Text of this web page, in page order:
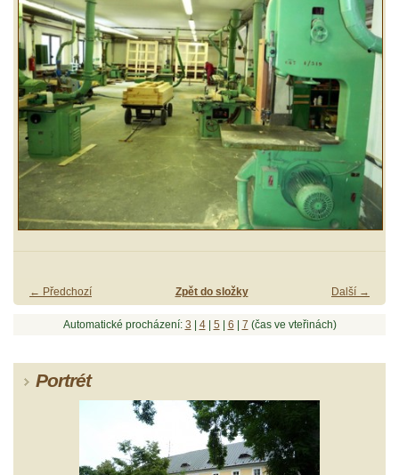
← Předchozí Další →
Zpět do složky
Automatické procházení: 3 4| 5 6 7 (čas ve vteřinách)
Portrét